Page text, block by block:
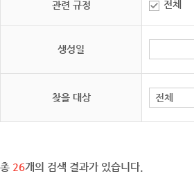
관련 규정 전체
생성일
찾을 대상
총 26개의 검색 결과가 있습니다.